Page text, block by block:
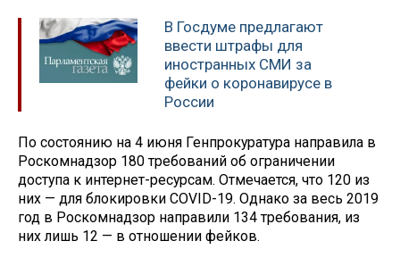
В Госдуме предлагают
ввести штрафы для
иностранных СМИ за
фейки о коронавирусе в
России
По состоянию на 4 июня Генпрокуратура направила в
Роскомнадзор 180 требований об ограничении
доступа к интернет-ресурсам. Отмечается, что 120 из
них — для блокировки COVID-19. Однако за весь 2019
год в Роскомнадзор направили 134 требования, из
них лишь 12 — в отношении фейков.